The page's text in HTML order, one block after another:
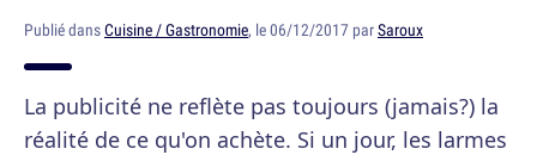
Publié dansCuisine / Gastronomie, le 06/12/2017 parSaroux
La publicité ne reflète pas toujours (jamais?) la
réalité de ce qu'on achète. Si un jour, les larmes